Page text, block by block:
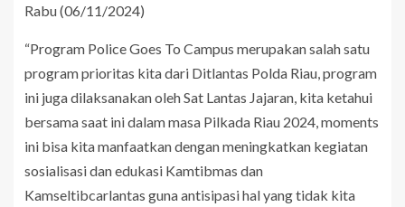
Rabu (06/11/2024)
“Program Police Goes To Campus merupakan salah satu
program prioritas kita dari Ditlantas Polda Riau, program
ini juga dilaksanakan oleh Sat Lantas Jajaran, kita ketahui
bersama saat ini dalam masa Pilkada Riau 2024, moments
ini bisa kita manfaatkan dengan meningkatkan kegiatan
sosialisasi dan edukasi Kamtibmas dan
Kamseltibcarlantas guna antisipasi hal yang tidak kita